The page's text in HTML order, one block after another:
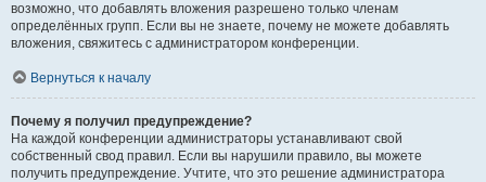
возможно, что добавлять вложения разрешено только членам
определённых групп. Если вы не знаете, почему не можете добавлять
вложения, свяжитесь с администратором конференции.
Вернуться к началу
Почему я получил предупреждение?
На каждой конференции администраторы устанавливают свой
собственный свод правил. Если вы нарушили правило, вы можете
получить предупреждение. Учтите, что это решение администратора